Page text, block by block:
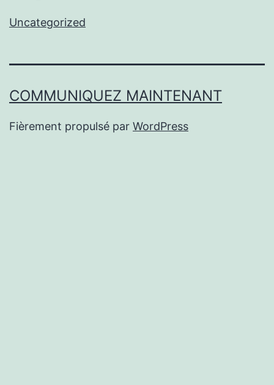
Uncategorized
COMMUNIQUEZ MAINTENANT
Fièrement propulsé par WordPress